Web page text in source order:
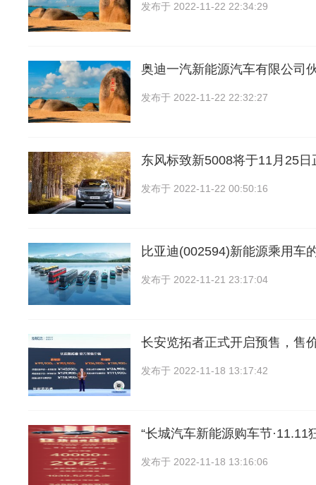
发布于 2022-11-22 22:34:29
奥迪一汽新能源汽车有限公司
发布于 2022-11-22 22:32:27
东风标致新5008将于11月25
发布于 2022-11-22 00:50:16
比亚迪(002594)新能源乘用车
发布于 2022-11-21 23:17:04
长安览拓者正式开启预售，售
发布于 2022-11-18 13:17:42
“长城汽车新能源购车节·11.11
发布于 2022-11-18 13:16:06